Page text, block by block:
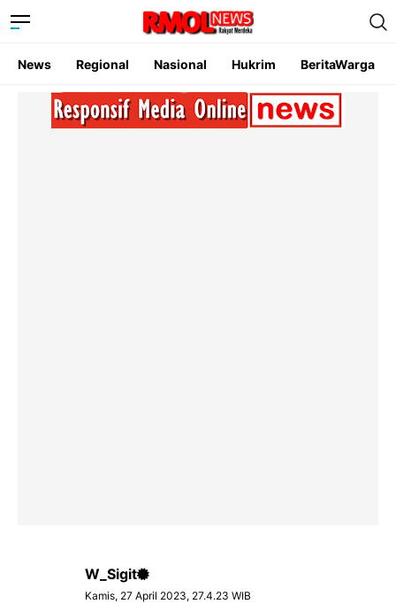
News Regional Nasional Hukrim BeritaWarga
W_Sigit
Kamis, 27 April 2023, 27.4.23 WIB